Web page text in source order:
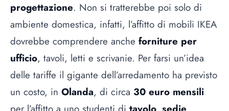
progettazione. Non si tratterebbe poi solo di
ambiente domestica, infatti, l’affitto di mobili IKEA
dovrebbe comprendere anche forniture per
ufficio, tavoli, letti e scrivanie. Per farsi un’idea
delle tariffe il gigante dell’arredamento ha previsto
un costo, in Olanda, di circa 30 euro mensili